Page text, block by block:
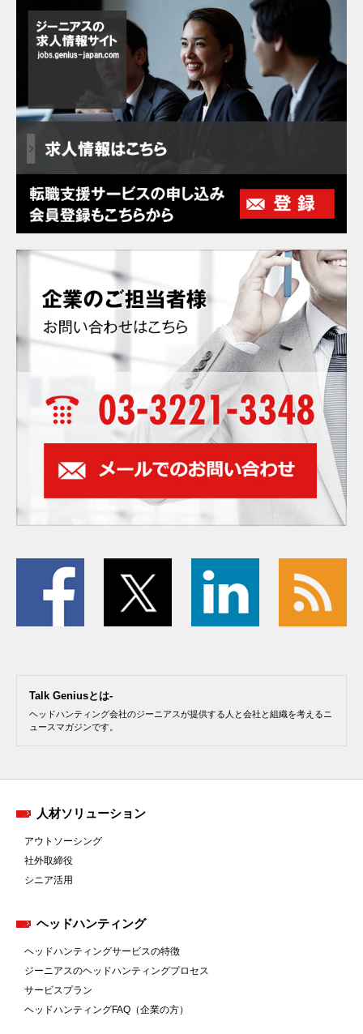
Talk Geniusとは-
ヘッドハンティング会社のジーニアスが提供する人と会社と組織を考えるニ
ュースマガジンです。
人材ソリューション
アウトソーシング
社外取締役
シニア活用
ヘッドハンティング
ヘッドハンティングサービスの特徴
ジーニアスのヘッドハンティングプロセス
サービスプラン
ヘッドハンティングFAQ（企業の方）